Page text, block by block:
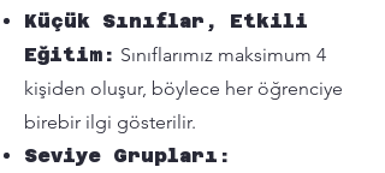
Küçük Sınıflar, Etkili
Eğitim: Sınıflarımız maksimum 4
kişiden oluşur, böylece her öğrenciye
birebir ilgi gösterilir.
Seviye Grupları: